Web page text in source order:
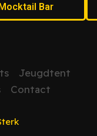
Bar
Jeugdtent
Contact